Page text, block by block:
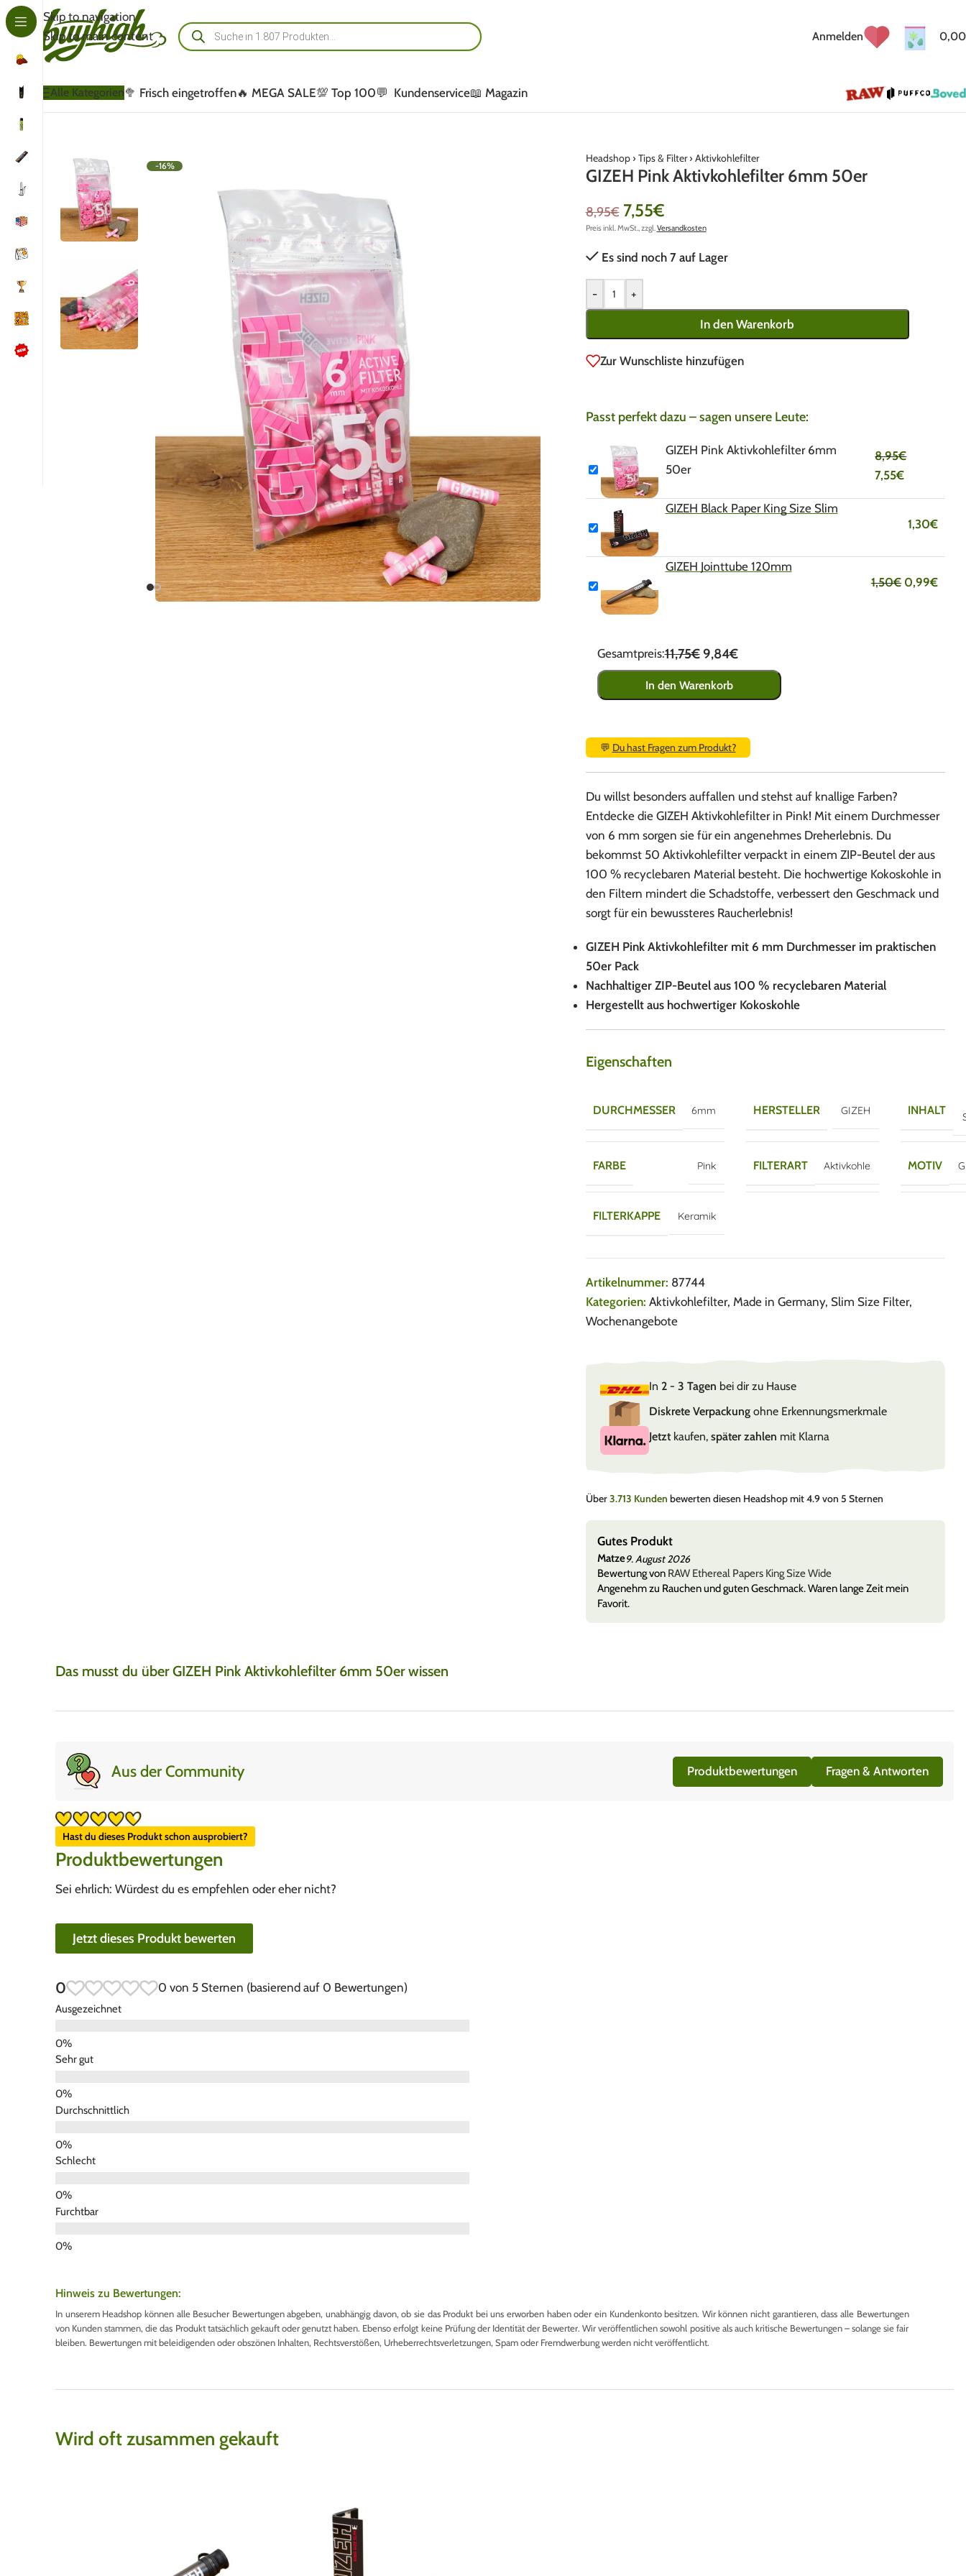
Skip to navigation
Skip to main content
Anmelden 0,00
Alle Kategorien🥦 Frisch eingetroffen🔥 MEGA SALE💯 Top 100💬 Kundenservice📖 Magazin
-16%
Headshop› Tips & Filter› Aktivkohlefilter
GIZEH Pink Aktivkohlefilter 6mm 50er
8,95€ 7,55€
Preis inkl. MwSt., zzgl.Versandkosten
Es sind noch 7 auf Lager
- +
In den Warenkorb
Zur Wunschliste hinzufügen
Passt perfekt dazu – sagen unsere Leute:
GIZEH Pink Aktivkohlefilter 6mm
50er
8,95€
7,55€
GIZEH Black Paper King Size Slim
1,30€
GIZEH Jointtube 120mm
1,50€ 0,99€
Gesamtpreis:11,75€ 9,84€
In den Warenkorb
💬 Du hast Fragen zum Produkt?
Du willst besonders auffallen und stehst auf knallige Farben?
Entdecke die GIZEH Aktivkohlefilter in Pink! Mit einem Durchmesser
von 6 mm sorgen sie für ein angenehmes Dreherlebnis. Du
bekommst 50 Aktivkohlefilter verpackt in einem ZIP-Beutel der aus
100 % recyclebaren Material besteht. Die hochwertige Kokoskohle in
den Filtern mindert die Schadstoffe, verbessert den Geschmack und
sorgt für ein bewussteres Raucherlebnis!
GIZEH Pink Aktivkohlefilter mit 6 mm Durchmesser im praktischen
50er Pack
Nachhaltiger ZIP-Beutel aus 100 % recyclebaren Material
Hergestellt aus hochwertiger Kokoskohle
Eigenschaften
DURCHMESSER 6mm HERSTELLER GIZEH INHALT
FARBE Pink FILTERART Aktivkohle MOTIV
FILTERKAPPE Keramik
Artikelnummer: 87744
Kategorien: Aktivkohlefilter, Made in Germany, Slim Size Filter,
Wochenangebote
In 2 - 3 Tagen bei dir zu Hause
Diskrete Verpackungohne Erkennungsmerkmale
Jetztkaufen, später zahlen mit Klarna
Über3.713 Kunden bewerten diesen Headshop mit 4.9 von 5 Sternen
Gutes Produkt
Matze9. August 2026
Bewertung von RAW Ethereal Papers King Size Wide
Angenehm zu Rauchen und guten Geschmack. Waren lange Zeit mein
Favorit.
Das musst du über GIZEH Pink Aktivkohlefilter 6mm 50er wissen
Aus der Community Produktbewertungen Fragen & Antworten
Hast du dieses Produkt schon ausprobiert?
Produktbewertungen
Sei ehrlich: Würdest du es empfehlen oder eher nicht?
Jetzt dieses Produkt bewerten
0 0 von 5 Sternen (basierend auf 0 Bewertungen)
Ausgezeichnet
Sehr gut
Durchschnittlich
Schlecht
Furchtbar
Hinweis zu Bewertungen:
In unserem Headshop können alle Besucher Bewertungen abgeben, unabhängig davon, ob sie das Produkt bei uns erworben haben oder ein Kundenkonto besitzen. Wir können nicht garantieren, dass alle Bewertungen
von Kunden stammen, die das Produkt tatsächlich gekauft oder genutzt haben. Ebenso erfolgt keine Prüfung der Identität der Bewerter. Wir veröffentlichen sowohl positive als auch kritische Bewertungen – solange sie fair
bleiben. Bewertungen mit beleidigenden oder obszönen Inhalten, Rechtsverstößen, Urheberrechtsverletzungen, Spam oder Fremdwerbung werden nicht veröffentlicht.
Wird oft zusammen gekauft